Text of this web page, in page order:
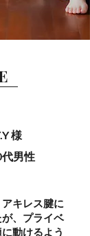
様
代男性
キレス腱に
、プライベ
動けるよう